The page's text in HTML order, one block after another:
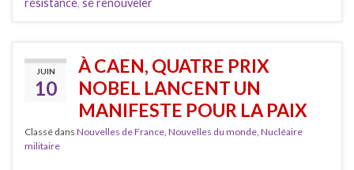
résistance, se renouveler
JUIN
10
À CAEN, QUATRE PRIX
NOBEL LANCENT UN
MANIFESTE POUR LA PAIX
Classé dans Nouvelles de France, Nouvelles du monde, Nucléaire
militaire